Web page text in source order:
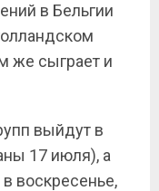
в Бельгии
же сыграет и
выйдут в
17 июля), а
воскресенье,